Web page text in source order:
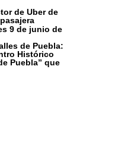
de Uber de
9 de junio de
de Puebla:
Histórico
Puebla” que